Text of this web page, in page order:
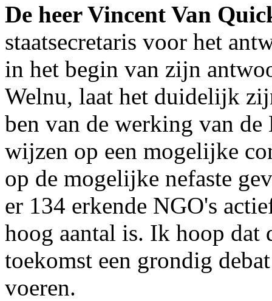
De heer Vincent Van
staatsecretaris voor het
in het begin van zijn
Welnu, laat het duidelijk
ben van de werking van
wijzen op een mogelijke
op de mogelijke nefaste
er 134 erkende NGO's
hoog aantal is. Ik hoop dat
toekomst een grondig
voeren.